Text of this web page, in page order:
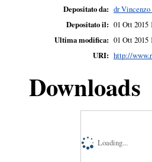
Depositato da: dr
Depositato il: 01 Ott 2015
Ultima modifica: 01 Ott 2015
URI: http://
Downloads
Loading...